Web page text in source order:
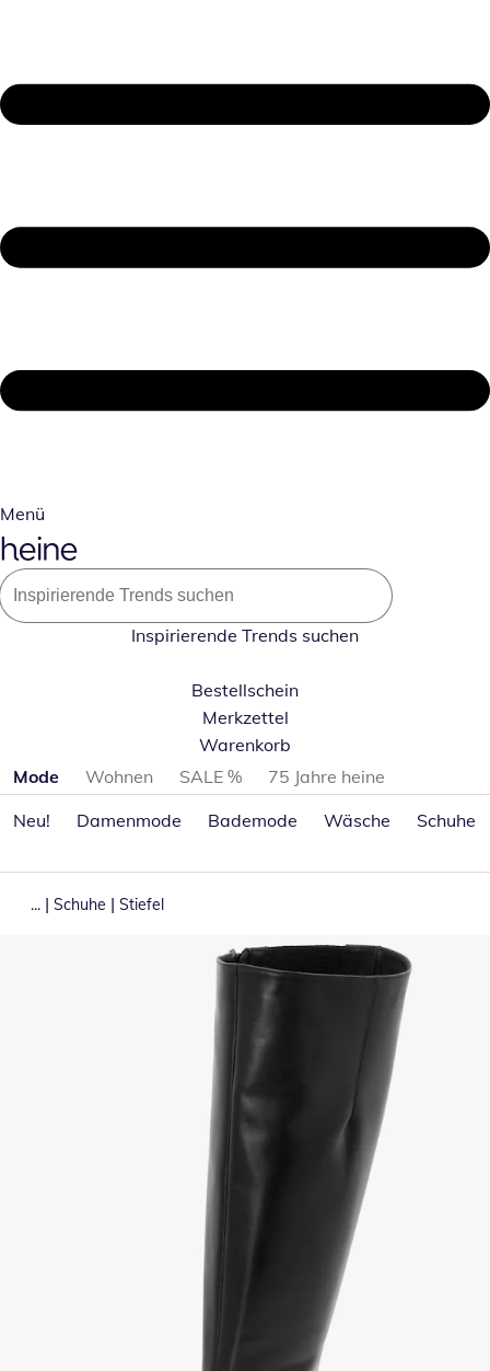
Menü
Inspirierende Trends suchen
Bestellschein
Merkzettel
Warenkorb
Produktkategorien überspringen
Mode Wohnen SALE %
75 Jahre heine
Neu!
Damenmode Bademode Wäsche Schuhe
... | Schuhe | Stiefel